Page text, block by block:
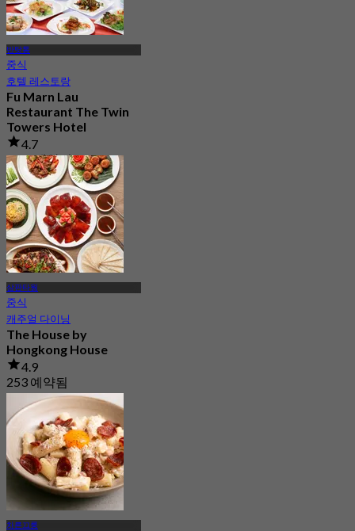
반탓통
중식
호텔 레스토랑
Fu Marn Lau
Restaurant The Twin
Towers Hotel
4.7
2.5K 예약됨
에서฿ 497.5
삼판타웡
중식
캐주얼 다이닝
The House by
Hongkong House
4.9
253 예약됨
에서฿ 337.5
차른끄룽